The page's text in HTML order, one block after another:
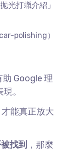
光打蠟介紹」
polishing）
助 Google理
現。
能真正放大
找到 ，那麼